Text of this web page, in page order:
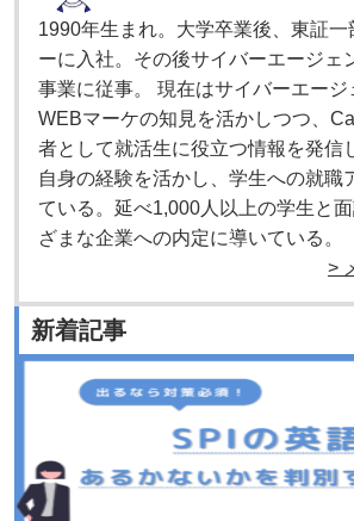
1990年生まれ。大学卒業後、東証一
ーに入社。その後サイバーエージェ
事業に従事。 現在はサイバーエージ
WEBマーケの知見を活かしつつ、
者として就活生に役立つ情報を発信
自身の経験を活かし、学生への就職
ている。延べ1,000人以上の学生と
ざまな企業への内定に導いている。
>
新着記事